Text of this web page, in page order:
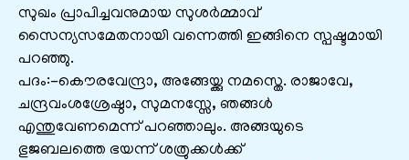
സുഖം പ്രാപിച്ചവനുമായ സുശര്‍മ്മാവ്
സൈന്യസമേതനായി വന്നെത്തി ഇങ്ങിനെ സ്പഷ്ടമായി
പറഞ്ഞു.
പദം:-കൌരവേന്ദ്രാ, അങ്ങേയ്ക്കു നമസ്തെ. രാജാവേ,
ചന്ദ്രവംശശ്രേഷ്ഠാ, സുമനസ്സേ, ഞങ്ങള്‍
എന്തുവേണമെന്ന് പറഞ്ഞാലും. അങ്ങയുടെ
ഭുജബലത്തെ ഭയന്ന് ശത്രുക്കള്‍ക്ക്